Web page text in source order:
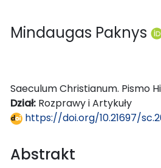
Mindaugas Paknys
Saeculum Christianum. Pismo
Dział: Rozprawy i Artykuły
https://doi.org/10.21697/
Abstrakt